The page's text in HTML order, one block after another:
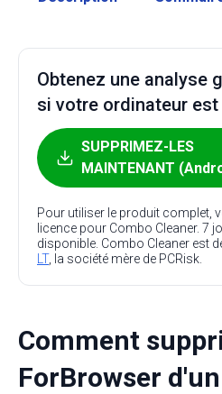
Obtenez une analyse
si votre ordinateur
SUPPRIMEZ-LES
MAINTENANT
Pour utiliser le produit complet,
licence pour Combo Cleaner. 7
disponible. Combo Cleaner est
LT, la société mère de PCRisk.
Comment
ForBrowser